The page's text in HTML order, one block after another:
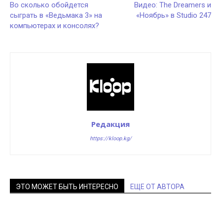
Во сколько обойдется
сыграть в «Ведьмака 3» на
компьютерах и консолях?
Видео: The Dreamers и
«Ноябрь» в Studio 247
Редакция
https://kloop.kg/
ЭТО МОЖЕТ БЫТЬ ИНТЕРЕСНО ЕЩЕ ОТ АВТОРА